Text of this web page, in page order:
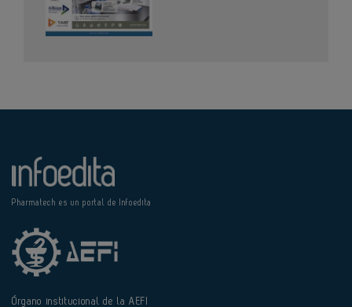
Pharmatech es un portal de Infoedita
Órgano institucional de la AEFI